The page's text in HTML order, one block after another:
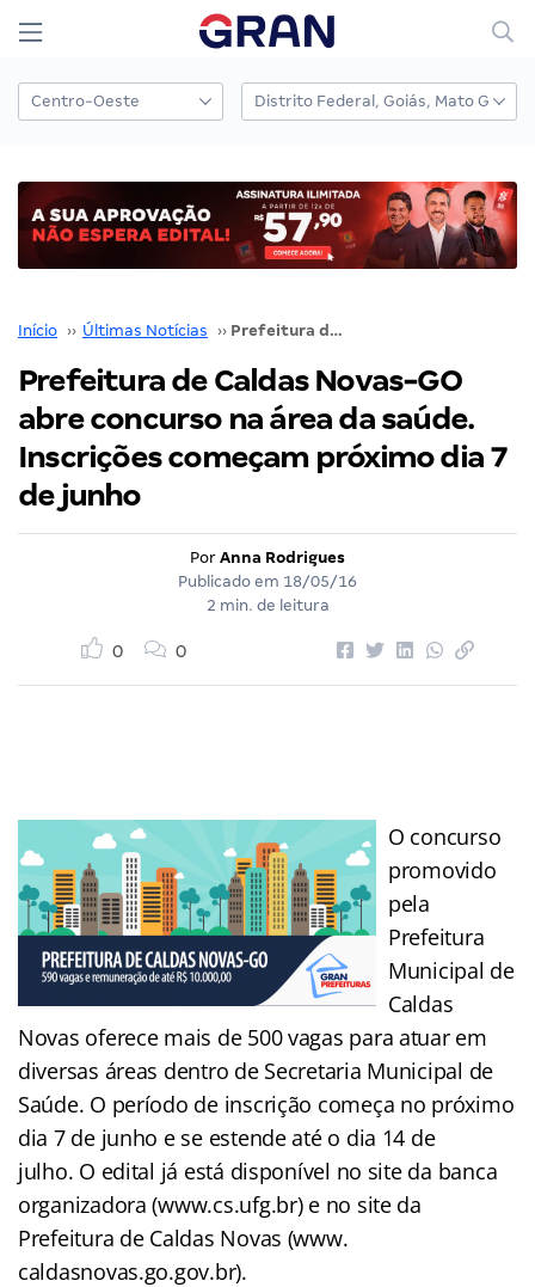
Início ›› Últimas Notícias ›› Prefeitura de Caldas Novas-GO abre concurso na área da saúde. Inscrições começam próximo dia 7 de junho
Prefeitura de Caldas Novas-GO
abre concurso na área da saúde.
Inscrições começam próximo dia 7
de junho
Por Anna Rodrigues
Publicado em 18/05/16
2 min. de leitura
0 0
O concurso
promovido
pela
Prefeitura
Municipal de
Caldas
Novas oferece mais de 500 vagas para atuar em
diversas áreas dentro de Secretaria Municipal de
Saúde. O período de inscrição começa no próximo
dia 7 de junho e se estende até o dia 14 de
julho. O edital já está disponível no site da banca
organizadora (www.cs.ufg.br) e no site da
Prefeitura de Caldas Novas (www.
caldasnovas.go.gov.br).